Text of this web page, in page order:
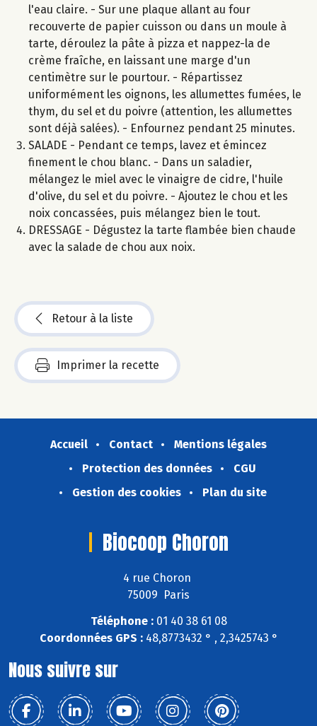
l'eau claire. - Sur une plaque allant au four
recouverte de papier cuisson ou dans un moule à
tarte, déroulez la pâte à pizza et nappez-la de
crème fraîche, en laissant une marge d'un
centimètre sur le pourtour. - Répartissez
uniformément les oignons, les allumettes fumées, le
thym, du sel et du poivre (attention, les allumettes
sont déjà salées). - Enfournez pendant 25 minutes.
SALADE - Pendant ce temps, lavez et émincez
finement le chou blanc. - Dans un saladier,
mélangez le miel avec le vinaigre de cidre, l'huile
d'olive, du sel et du poivre. - Ajoutez le chou et les
noix concassées, puis mélangez bien le tout.
DRESSAGE - Dégustez la tarte flambée bien chaude
avec la salade de chou aux noix.
Retour à la liste
Imprimer la recette
Accueil Contact
Mentions légales
Protection des données
CGU
Gestion des cookies
Plan du site
Biocoop Choron
4 rue Choron
75009 Paris
Téléphone :01 40 38 61 08
Coordonnées GPS :48,8773432 ° , 2,3425743 °
Nous suivre sur